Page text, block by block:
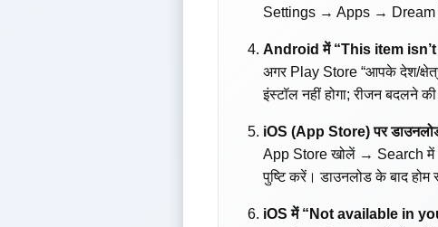
Settings → Apps → Dream
Android में “This item
अगर Play Store “आपके देश/क्षेत्र
इंस्टॉल नहीं होगा; रीजन बदलने
iOS (App Store) पर
App Store खोलें → Search
पुष्टि करें। डाउनलोड के बाद
iOS में “Not available in